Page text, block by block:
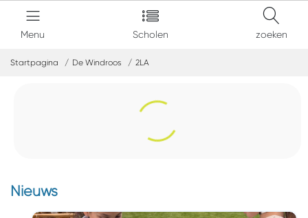
Menu Scholen zoeken
Startpagina De Windroos 2LA
Nieuws